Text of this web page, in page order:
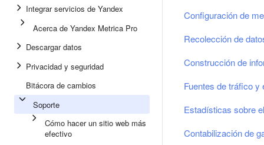
Integrar servicios de Yandex
Acerca de Yandex Metrica Pro
Descargar datos
Privacidad y seguridad
Bitácora de cambios
Soporte
Cómo hacer un sitio web más
efectivo
Configuración de
Recolección de
Construcción de
Fuentes de tráfico y
Estadísticas sobre
Contabilización de